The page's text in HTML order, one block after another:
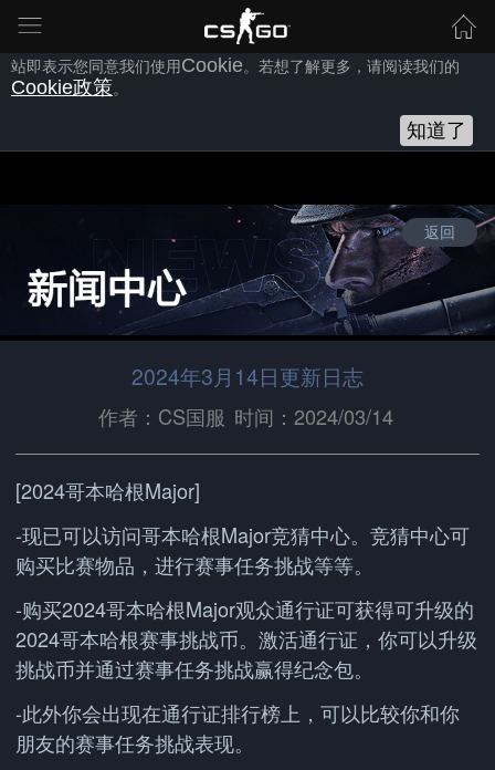
为向您提供良好的网站使用体验，完美世界网站会使用自身或第三方
，以作为安全、技术、分析、推广等之用。继续浏览本网
站即表示您同意我们使用Cookie。若想了解更多，请阅读我们的
Cookie政策。
知道了
返回
2024年3月14日更新日志
作者：CS国服 时间：2024/03/14
[2024哥本哈根Major]
-现已可以访问哥本哈根Major竞猜中心。竞猜中心可
购买比赛物品，进行赛事任务挑战等等。
-购买2024哥本哈根Major观众通行证可获得可升级的
2024哥本哈根赛事挑战币。激活通行证，你可以升级
挑战币并通过赛事任务挑战赢得纪念包。
-此外你会出现在通行证排行榜上，可以比较你和你
朋友的赛事任务挑战表现。